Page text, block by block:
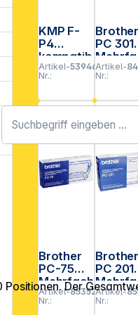
Positionen. Der
KMP F-
P4
kompatib
el mit
Philips
PFA 331
Artikel-
Nr.:
539469
Brother
PC 301
inkl.
le
Artikel-
Nr.:
Brother
PC-75
Mehrfach
kassette
inkl.
Artikel-
Nr.:
853522
Brother
PC 201
inkl.
Artikel-
Nr.: